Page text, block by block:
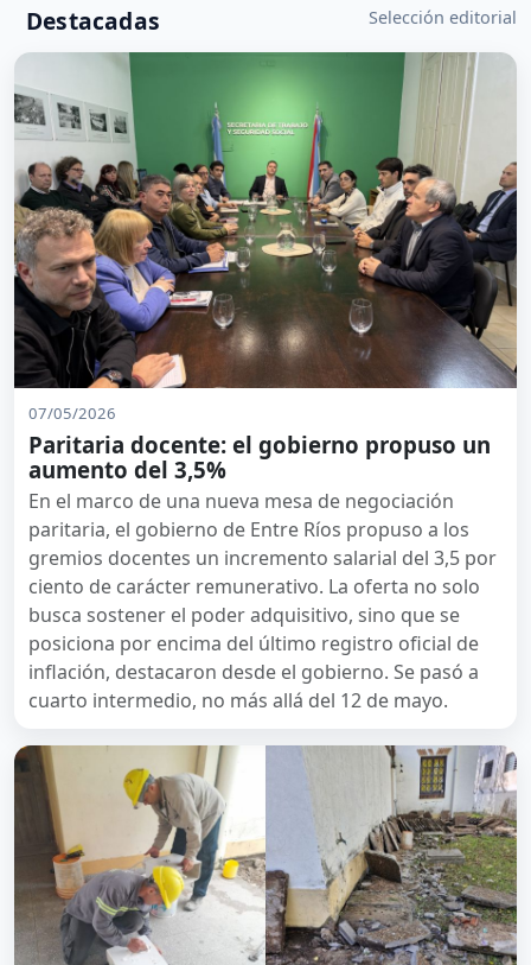
Destacadas Selección editorial
07/05/2026
Paritaria docente: el gobierno propuso un
aumento del 3,5%
En el marco de una nueva mesa de negociación
paritaria, el gobierno de Entre Ríos propuso a los
gremios docentes un incremento salarial del 3,5 por
ciento de carácter remunerativo. La oferta no solo
busca sostener el poder adquisitivo, sino que se
posiciona por encima del último registro oficial de
inflación, destacaron desde el gobierno. Se pasó a
cuarto intermedio, no más allá del 12 de mayo.